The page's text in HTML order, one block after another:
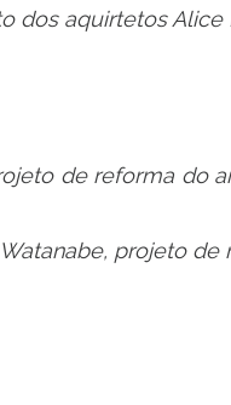
de reforma do